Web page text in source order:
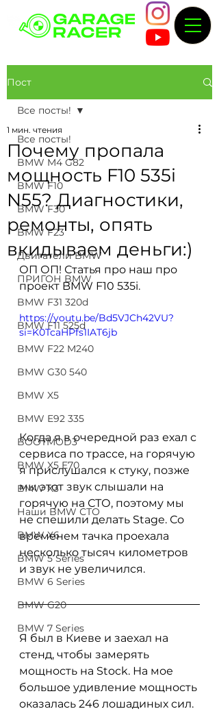
Пост
Все посты!
BMW M4 G82
BMW F10
BMW F30
BMW F23
Двигатели BMW
ПРИГОН BMW
BMW F31 320d
BMW F11 525d
BMW F22 M240
BMW G30 540
BMW X5
BMW E92 335
BOOTMOD3
BMW X5 E70
BMW X3
Наши BMW СТО
BMW X6
BMW 5 Series
BMW 6 Series
BMW G20
BMW 7 Series
Все посты!
Почему пропала
мощность F10 535i
N55? Диагностики,
ремонты, опять
вкидываем деньги:)
1 мин. чтения
ОП ОП! Статья про наш про
проект BMW F10 535i.
https://youtu.be/Bd5VJCh42VU?
si=K0TcaHPfs1IAT6jb
Когда я в очередной раз ехал с
сервиса по трассе, на горячую
я прислушался к стуку, позже
мы этот звук слышали на
горячую на СТО, поэтому мы
не спешили делать Stage. Со
временем тачка проехала
несколько тысяч километров
и звук не увеличился.
Я был в Киеве и заехал на
стенд, чтобы замерять
мощность на Stock. На мое
большое удивление мощность
оказалась 246 лошадиных сил.